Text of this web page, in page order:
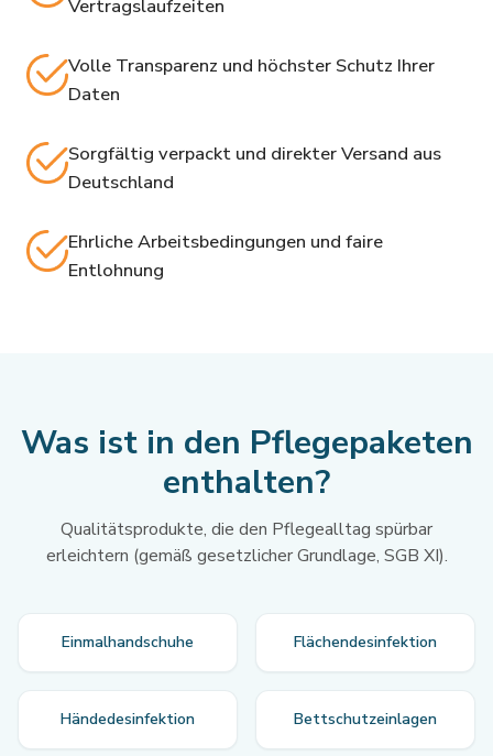
Vertragslaufzeiten
Volle Transparenz und höchster Schutz Ihrer
Daten
Sorgfältig verpackt und direkter Versand aus
Deutschland
Ehrliche Arbeitsbedingungen und faire
Entlohnung
Was ist in den Pflegepaketen
enthalten?
Qualitätsprodukte, die den Pflegealltag spürbar
erleichtern (gemäß gesetzlicher Grundlage, SGB XI).
Einmalhandschuhe Flächendesinfektion
Händedesinfektion Bettschutzeinlagen